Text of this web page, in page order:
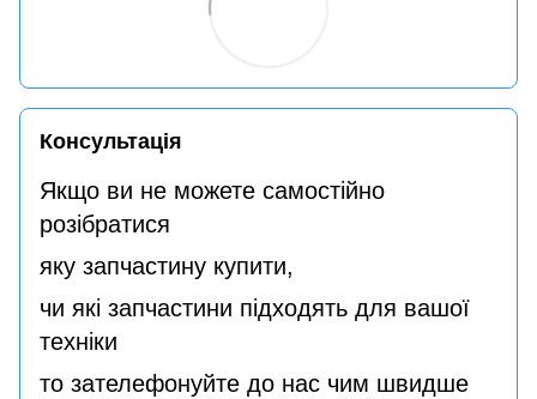
Консультація
Якщо ви не можете самостійно
розібратися
яку запчастину купити,
чи які запчастини підходять для вашої
техніки
то зателефонуйте до нас чим швидше